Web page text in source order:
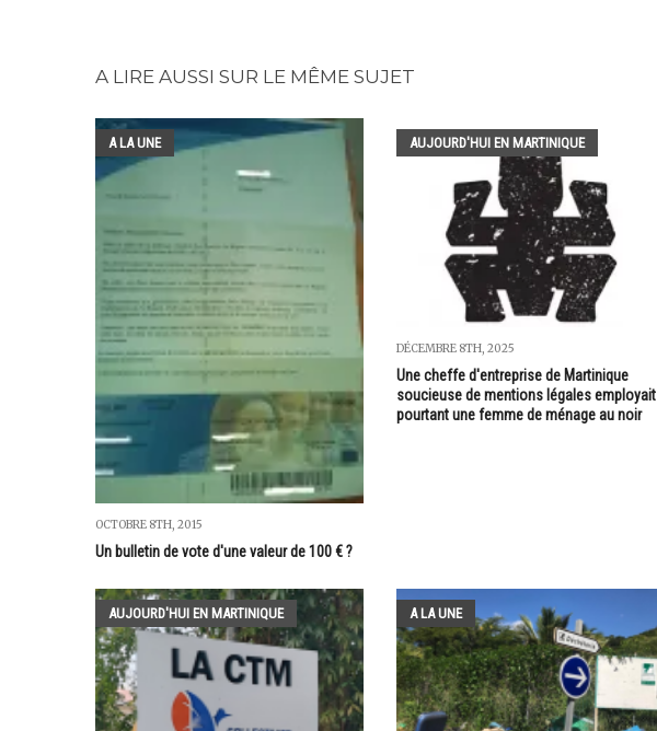
A LIRE AUSSI SUR LE MÊME SUJET
A LA UNE
OCTOBRE 8TH, 2015
Un bulletin de vote d'une valeur de 100 € ?
AUJOURD'HUI EN MARTINIQUE
DÉCEMBRE 8TH, 2025
Une cheffe d'entreprise de Martinique
soucieuse de mentions légales employait
pourtant une femme de ménage au noir
AUJOURD'HUI EN MARTINIQUE A LA UNE